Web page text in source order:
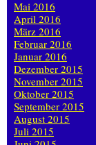
Mai 2016
April 2016
März 2016
Februar 2016
Januar 2016
Dezember 2015
November 2015
Oktober 2015
September 2015
August 2015
Juli 2015